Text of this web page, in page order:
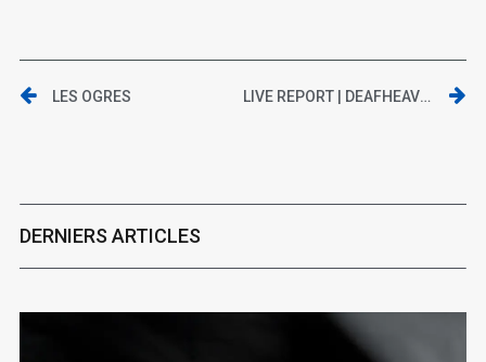
LES OGRES LIVE REPORT | DEAFHEAVEN + MYRKUR AU TRABENDO
DERNIERS ARTICLES